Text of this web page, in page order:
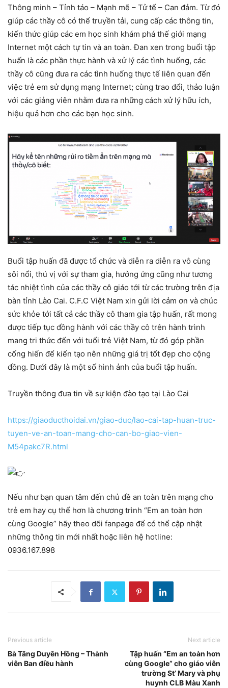
Thông minh – Tỉnh táo – Mạnh mẽ – Tử tế – Can đảm. Từ đó
giúp các thầy cô có thể truyền tải, cung cấp các thông tin,
kiến thức giúp các em học sinh khám phá thế giới mạng
Internet một cách tự tin và an toàn. Đan xen trong buổi tập
huấn là các phần thực hành và xử lý các tình huống, các
thầy cô cũng đưa ra các tình huống thực tế liên quan đến
việc trẻ em sử dụng mạng Internet; cùng trao đổi, thảo luận
với các giảng viên nhằm đưa ra những cách xử lý hữu ích,
hiệu quả hơn cho các bạn học sinh.
Buổi tập huấn đã được tổ chức và diễn ra diễn ra vô cùng
sôi nổi, thú vị với sự tham gia, hưởng ứng cũng như tương
tác nhiệt tình của các thầy cô giáo tới từ các trường trên địa
bàn tỉnh Lào Cai. C.F.C Việt Nam xin gửi lời cảm ơn và chúc
sức khỏe tới tất cả các thầy cô tham gia tập huấn, rất mong
được tiếp tục đồng hành với các thầy cô trên hành trình
mang tri thức đến với tuổi trẻ Việt Nam, từ đó góp phần
cống hiến để kiến tạo nên những giá trị tốt đẹp cho cộng
đồng. Dưới đây là một số hình ảnh của buổi tập huấn.
Truyền thông đưa tin về sự kiện đào tạo tại Lào Cai
https://giaoducthoidai.vn/giao-duc/lao-cai-tap-huan-truc-
tuyen-ve-an-toan-mang-cho-can-bo-giao-vien-
M54pakc7R.html
Nếu như bạn quan tâm đến chủ đề an toàn trên mạng cho
trẻ em hay cụ thể hơn là chương trình “Em an toàn hơn
cùng Google” hãy theo dõi fanpage để có thể cập nhật
những thông tin mới nhất hoặc liên hệ hotline:
0936.167.898
Previous article
Bà Tăng Duyên Hồng – Thành
viên Ban điều hành
Next article
Tập huấn “Em an toàn hơn
cùng Google” cho giáo viên
trường St’ Mary và phụ
huynh CLB Màu Xanh